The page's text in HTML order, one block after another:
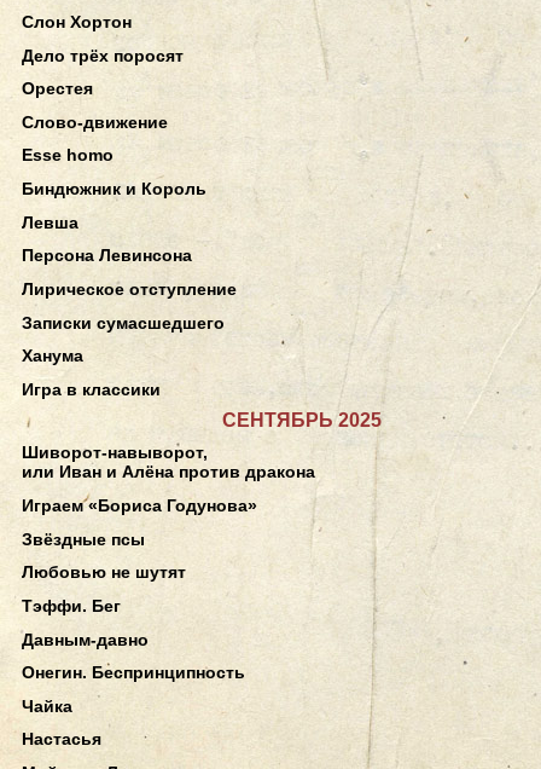
Слон Хортон
Дело трёх поросят
Орестея
Слово-движение
Esse homo
Биндюжник и Король
Левша
Персона Левинсона
Лирическое отступление
Записки сумасшедшего
Ханума
Игра в классики
СЕНТЯБРЬ 2025
Шиворот-навыворот,
или Иван и Алёна против дракона
Играем «Бориса Годунова»
Звёздные псы
Любовью не шутят
Тэффи. Бег
Давным-давно
Онегин. Беспринципность
Чайка
Настасья